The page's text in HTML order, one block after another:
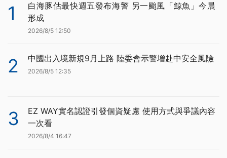
1
白海豚估最快週五發布海警 另一颱風「鯨魚」今晨
形成
2026/8/5 12:50
2 中國出入境新規9月上路 陸委會示警增赴中安全風險
2026/8/5 12:35
3
EZ WAY實名認證引發個資疑慮 使用方式與爭議內容
一次看
2026/8/4 16:47